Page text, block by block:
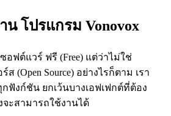
น โปรแกรม Vonovox
อฟต์แวร์ ฟรี (Free) แต่ว่าไม่ใช่
(Open Source) อย่างไรก็ตาม เรา
ฟังก์ชัน ยกเว้นบางเอฟเฟกต์ที่ต้อง
ะสามารถใช้งานได้